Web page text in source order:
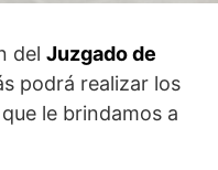
del Juzgado de
podrá realizar los
le brindamos a